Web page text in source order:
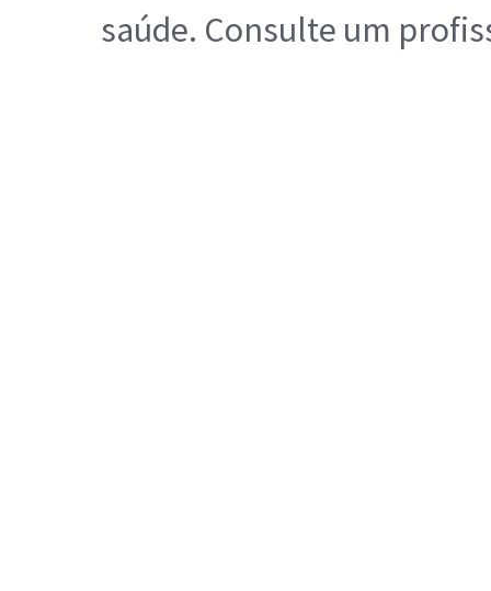
saúde. Consulte um